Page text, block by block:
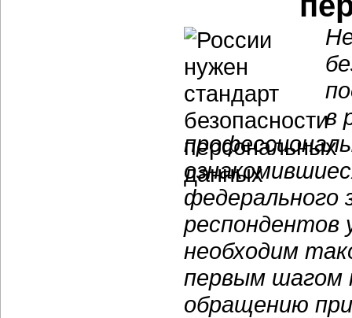
в
федерального
необходим
первым шагом
обращению